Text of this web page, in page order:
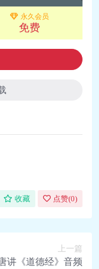
美好一点。
很多精力。
请诗三百
有诗书气血
的我可以很
负责地说，
理述，通常
家数了一个
的，不三位
观、价值观
永久会员
免费
收藏 点赞(0)
上一篇
讲《道德经》音频